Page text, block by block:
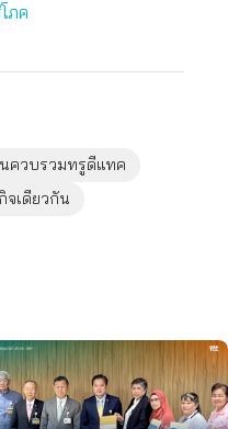
ภค
ควบรวมทรูดีแทค
จเดียวกัน